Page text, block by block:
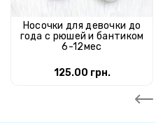
Носочки для девочки до
года с рюшей и бантиком
6-12мес
125.00 грн.